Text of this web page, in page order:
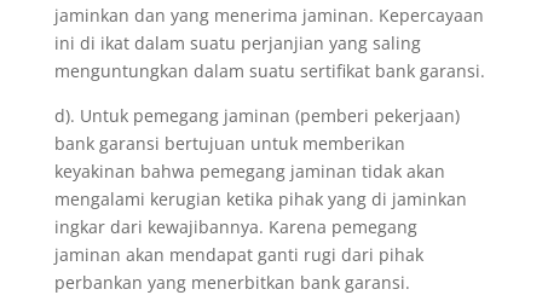
jaminkan dan yang menerima jaminan. Kepercayaan
ini di ikat dalam suatu perjanjian yang saling
menguntungkan dalam suatu sertifikat bank garansi.
d). Untuk pemegang jaminan (pemberi pekerjaan)
bank garansi bertujuan untuk memberikan
keyakinan bahwa pemegang jaminan tidak akan
mengalami kerugian ketika pihak yang di jaminkan
ingkar dari kewajibannya. Karena pemegang
jaminan akan mendapat ganti rugi dari pihak
perbankan yang menerbitkan bank garansi.